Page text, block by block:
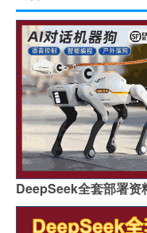
DeepSeek全套部署资